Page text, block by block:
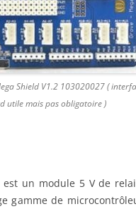
Shield V1.2 103020027 (
utile mais pas obligatoire )
est un module 5 V de
gamme de